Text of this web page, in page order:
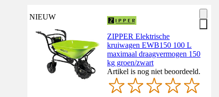
NIEUW
ZIPPER Elektrische
kruiwagen EWB150 100 L
maximaal draagvermogen 150
kg groen/zwart
Artikel is nog niet beoordeeld.